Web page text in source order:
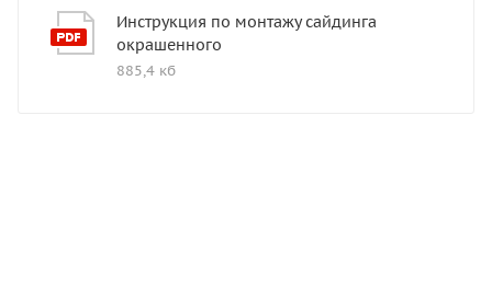
Инструкция по монтажу сайдинга
окрашенного
885,4 кб